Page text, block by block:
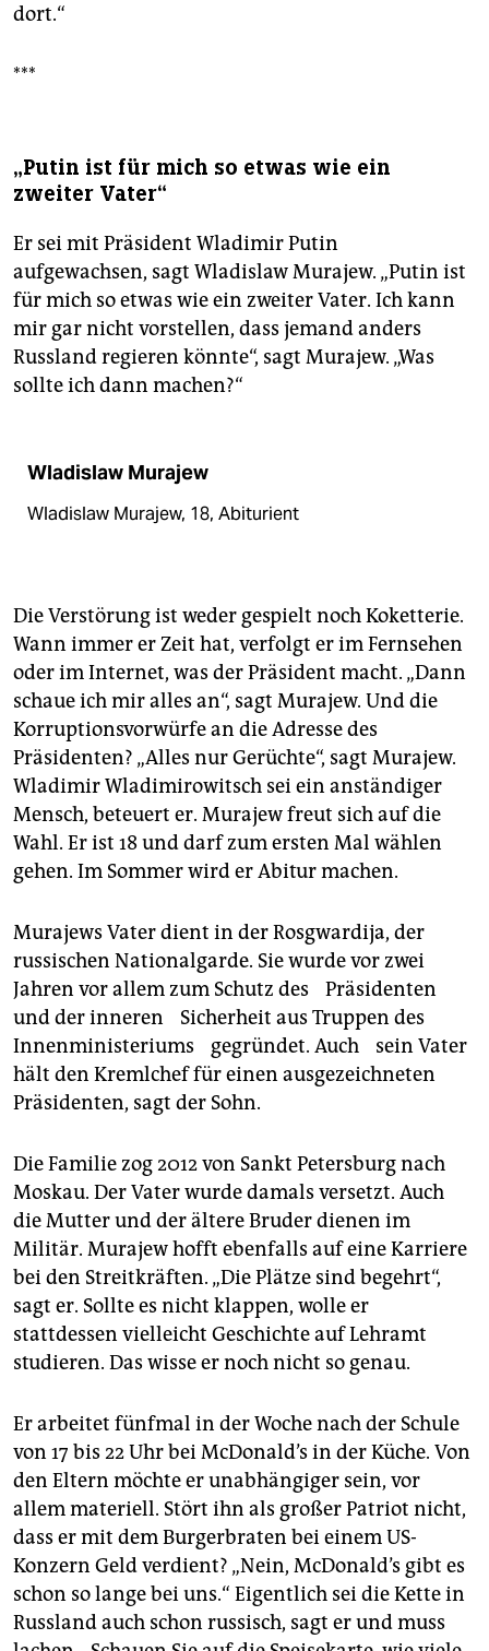
dort.“
***
„Putin ist für mich so etwas wie ein
zweiter Vater“
Er sei mit Präsident Wladimir Putin
aufgewachsen, sagt Wladislaw Murajew. „Putin ist
für mich so etwas wie ein zweiter Vater. Ich kann
mir gar nicht vorstellen, dass jemand anders
Russland regieren könnte“, sagt Murajew. „Was
sollte ich dann machen?“
Wladislaw Murajew
Wladislaw Murajew, 18, Abiturient
Die Verstörung ist weder gespielt noch Koketterie.
Wann immer er Zeit hat, verfolgt er im Fernsehen
oder im Internet, was der Präsident macht. „Dann
schaue ich mir alles an“, sagt Murajew. Und die
Korruptionsvorwürfe an die Adresse des
Präsidenten? „Alles nur Gerüchte“, sagt Murajew.
Wladimir Wladimirowitsch sei ein anständiger
Mensch, beteuert er. Murajew freut sich auf die
Wahl. Er ist 18 und darf zum ersten Mal wählen
gehen. Im Sommer wird er Abitur machen.
Murajews Vater dient in der Rosgwardija, der
russischen Nationalgarde. Sie wurde vor zwei
Jahren vor allem zum Schutz des Präsidenten
und der inneren Sicherheit aus Truppen des
Innenministeriums gegründet. Auch sein Vater
hält den Kremlchef für einen ausgezeichneten
Präsidenten, sagt der Sohn.
Die Familie zog 2012 von Sankt Petersburg nach
Moskau. Der Vater wurde damals versetzt. Auch
die Mutter und der ältere Bruder dienen im
Militär. Murajew hofft ebenfalls auf eine Karriere
bei den Streitkräften. „Die Plätze sind begehrt“,
sagt er. Sollte es nicht klappen, wolle er
stattdessen vielleicht Geschichte auf Lehramt
studieren. Das wisse er noch nicht so genau.
Er arbeitet fünfmal in der Woche nach der Schule
von 17 bis 22 Uhr bei McDonald’s in der Küche. Von
den Eltern möchte er unabhängiger sein, vor
allem materiell. Stört ihn als großer Patriot nicht,
dass er mit dem Burgerbraten bei einem US-
Konzern Geld verdient? „Nein, McDonald’s gibt es
schon so lange bei uns.“ Eigentlich sei die Kette in
Russland auch schon russisch, sagt er und muss